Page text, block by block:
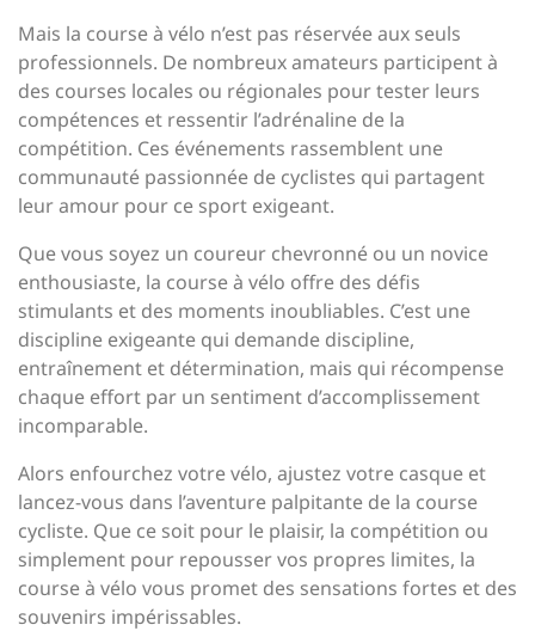
Mais la course à vélo n’est pas réservée aux seuls
professionnels. De nombreux amateurs participent à
des courses locales ou régionales pour tester leurs
compétences et ressentir l’adrénaline de la
compétition. Ces événements rassemblent une
communauté passionnée de cyclistes qui partagent
leur amour pour ce sport exigeant.
Que vous soyez un coureur chevronné ou un novice
enthousiaste, la course à vélo offre des défis
stimulants et des moments inoubliables. C’est une
discipline exigeante qui demande discipline,
entraînement et détermination, mais qui récompense
chaque effort par un sentiment d’accomplissement
incomparable.
Alors enfourchez votre vélo, ajustez votre casque et
lancez-vous dans l’aventure palpitante de la course
cycliste. Que ce soit pour le plaisir, la compétition ou
simplement pour repousser vos propres limites, la
course à vélo vous promet des sensations fortes et des
souvenirs impérissables.